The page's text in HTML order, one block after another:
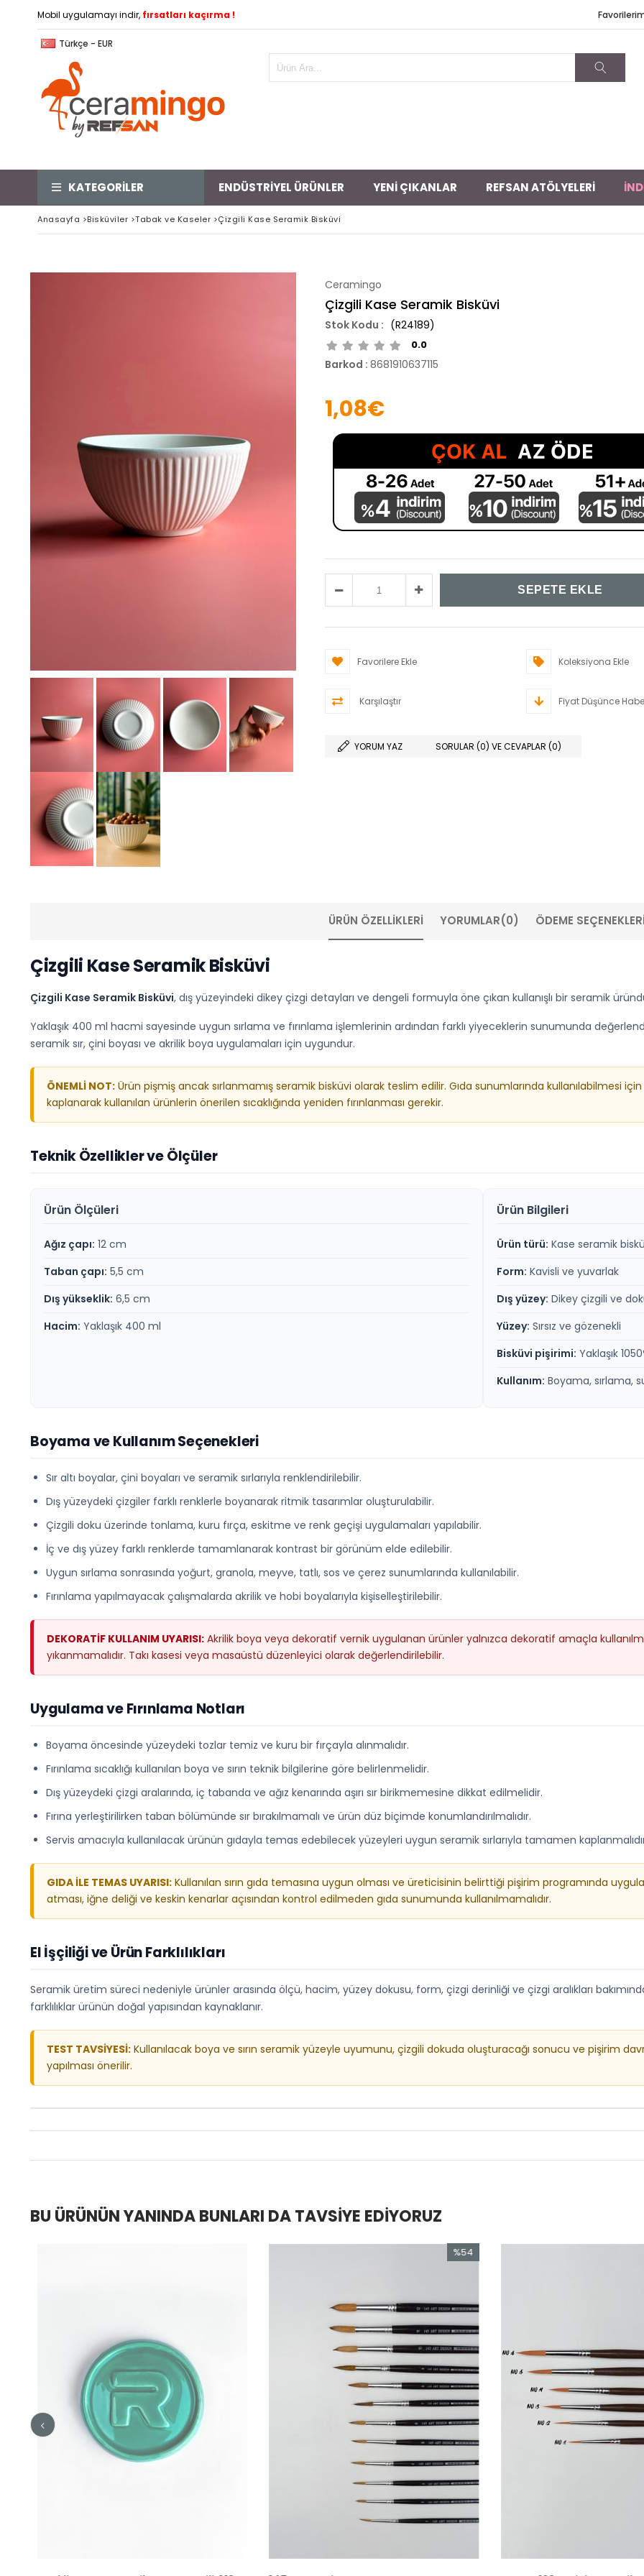
Mobil uygulamayı indir, fırsatları kaçırma !
Türkçe - EUR
KATEGORİLER ENDÜSTRİYEL ÜRÜNLER YENİ ÇIKANLAR REFSAN ATÖLYELERİ
Anasayfa >Bisküviler >Tabak ve Kaseler >Çizgili Kase Seramik Bisküvi
Ceramingo
Çizgili Kase Seramik Bisküvi
(R24189)
0.0
Barkod : 8681910637115
1,08€
Favorilere Ekle Koleksiyona Ekle
Karşılaştır Fiyat Düşünce
YORUM YAZ SORULAR (0) VE CEVAPLAR (0)
ÜRÜN ÖZELLIKLERI YORUMLAR(0) ÖDEME SEÇENEKLERI
Çizgili Kase Seramik Bisküvi
Çizgili Kase Seramik Bisküvi, dış yüzeyindeki dikey çizgi detayları ve dengeli formuyla öne çıkan kullanışlı bir seramik
Yaklaşık 400 ml hacmi sayesinde uygun sırlama ve fırınlama işlemlerinin ardından farklı yiyeceklerin sunumunda
seramik sır, çini boyası ve akrilik boya uygulamaları için uygundur.
ÖNEMLİ NOT: Ürün pişmiş ancak sırlanmamış seramik bisküvi olarak teslim edilir. Gıda sunumlarında kullanılabilmesi
kaplanarak kullanılan ürünlerin önerilen sıcaklığında yeniden fırınlanması gerekir.
Teknik Özellikler ve Ölçüler
Ürün Ölçüleri
Ağız çapı: 12 cm
Taban çapı: 5,5 cm
Dış yükseklik: 6,5 cm
Hacim: Yaklaşık 400 ml
Ürün Bilgileri
Ürün türü: Kase seramik
Form: Kavisli ve yuvarlak
Dış yüzey: Dikey çizgili ve
Yüzey: Sırsız ve gözenekli
Bisküvi pişirimi: Yaklaşık
Kullanım: Boyama, sırlama,
Boyama ve Kullanım Seçenekleri
Sır altı boyalar, çini boyaları ve seramik sırlarıyla renklendirilebilir.
Dış yüzeydeki çizgiler farklı renklerle boyanarak ritmik tasarımlar oluşturulabilir.
Çizgili doku üzerinde tonlama, kuru fırça, eskitme ve renk geçişi uygulamaları yapılabilir.
İç ve dış yüzey farklı renklerde tamamlanarak kontrast bir görünüm elde edilebilir.
Uygun sırlama sonrasında yoğurt, granola, meyve, tatlı, sos ve çerez sunumlarında kullanılabilir.
Fırınlama yapılmayacak çalışmalarda akrilik ve hobi boyalarıyla kişiselleştirilebilir.
DEKORATİF KULLANIM UYARISI: Akrilik boya veya dekoratif vernik uygulanan ürünler yalnızca dekoratif amaçla
yıkanmamalıdır. Takı kasesi veya masaüstü düzenleyici olarak değerlendirilebilir.
Uygulama ve Fırınlama Notları
Boyama öncesinde yüzeydeki tozlar temiz ve kuru bir fırçayla alınmalıdır.
Fırınlama sıcaklığı kullanılan boya ve sırın teknik bilgilerine göre belirlenmelidir.
Dış yüzeydeki çizgi aralarında, iç tabanda ve ağız kenarında aşırı sır birikmemesine dikkat edilmelidir.
Fırına yerleştirilirken taban bölümünde sır bırakılmamalı ve ürün düz biçimde konumlandırılmalıdır.
Servis amacıyla kullanılacak ürünün gıdayla temas edebilecek yüzeyleri uygun seramik sırlarıyla tamamen
GIDA İLE TEMAS UYARISI: Kullanılan sırın gıda temasına uygun olması ve üreticisinin belirttiği pişirim programında
atması, iğne deliği ve keskin kenarlar açısından kontrol edilmeden gıda sunumunda kullanılmamalıdır.
El İşçiliği ve Ürün Farklılıkları
Seramik üretim süreci nedeniyle ürünler arasında ölçü, hacim, yüzey dokusu, form, çizgi derinliği ve çizgi aralıkları
farklılıklar ürünün doğal yapısından kaynaklanır.
TEST TAVSİYESİ: Kullanılacak boya ve sırın seramik yüzeyle uyumunu, çizgili dokuda oluşturacağı sonucu ve pişirim
yapılması önerilir.
BU ÜRÜNÜN YANINDA BUNLARI DA TAVSIYE EDIYORUZ